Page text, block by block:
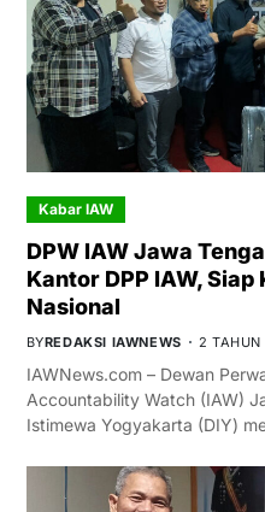
Kabar IAW
DPW IAW Jawa
Kantor DPP IAW,
Nasional
BYREDAKSI IAWNEWS 2 TAHUN
IAWNews.com – Dewan
Accountability Watch (IAW)
Istimewa Yogyakarta (DIY)